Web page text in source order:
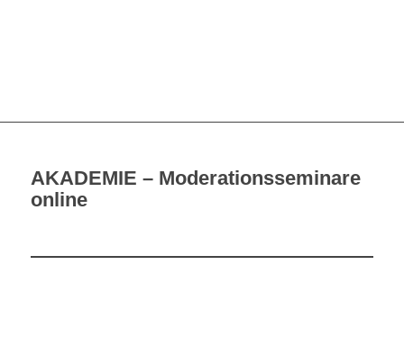
AKADEMIE – Moderationsseminare
online